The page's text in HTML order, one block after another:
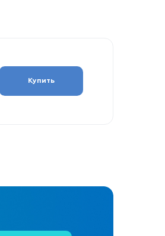
Купить